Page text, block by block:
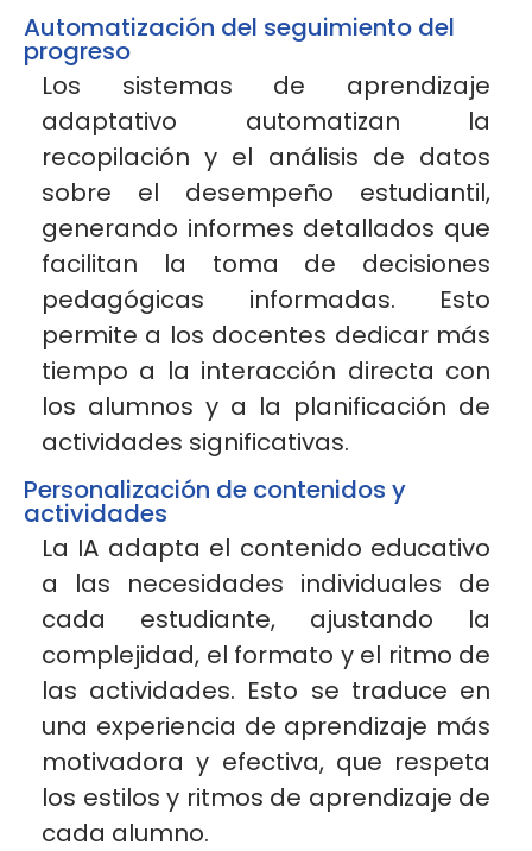
Automatización del seguimiento del
progreso
Los sistemas de aprendizaje
adaptativo automatizan la
recopilación y el análisis de datos
sobre el desempeño estudiantil,
generando informes detallados que
facilitan la toma de decisiones
pedagógicas informadas. Esto
permite a los docentes dedicar más
tiempo a la interacción directa con
los alumnos y a la planificación de
actividades significativas.
Personalización de contenidos y
actividades
La IA adapta el contenido educativo
a las necesidades individuales de
cada estudiante, ajustando la
complejidad, el formato y el ritmo de
las actividades. Esto se traduce en
una experiencia de aprendizaje más
motivadora y efectiva, que respeta
los estilos y ritmos de aprendizaje de
cada alumno.